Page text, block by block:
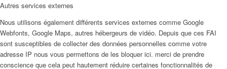
Autres services externes
Nous utilisons également différents services externes comme Google
Webfonts, Google Maps, autres hébergeurs de vidéo. Depuis que ces FAI
sont susceptibles de collecter des données personnelles comme votre
adresse IP nous vous permettons de les bloquer ici. merci de prendre
conscience que cela peut hautement réduire certaines fonctionnalités de